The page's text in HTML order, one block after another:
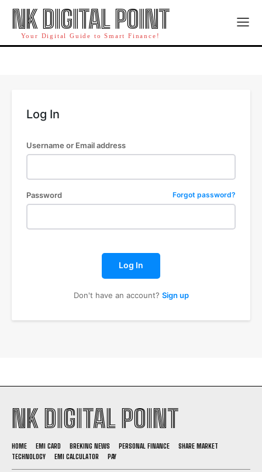
TERMS & CONDITIONS
EMI CALCULATOR
TERMS & CONDITIONS
EMI CALCULATOR
NK DIGITAL POINT
Your Digital Guide to Smart Finance!
Log In
Username or Email address
Password Forgot password?
Log In
Don't have an account? Sign up
NK DIGITAL POINT
HOME EMI CARD BREKING NEWS PERSONAL FINANCE
SHARE MARKET
TECHNOLOGY
EMI CALCULATOR PAY